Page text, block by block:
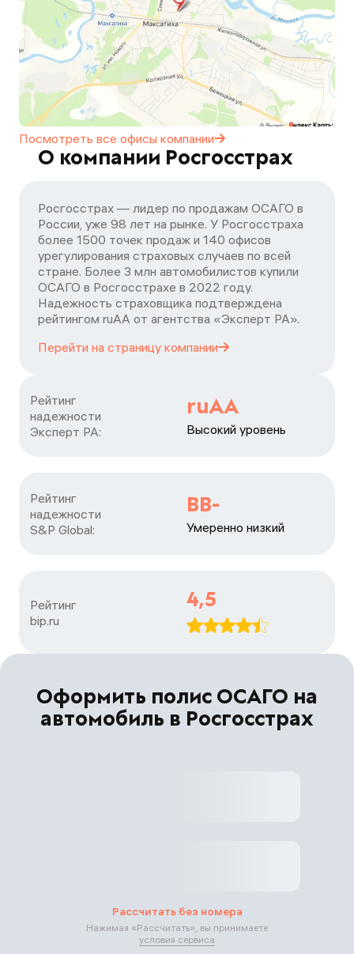
Посмотреть все офисы компании
О компании Росгосстрах
Росгосстрах — лидер по продажам ОСАГО в
России, уже 98 лет на рынке. У Росгосстраха
более 1500 точек продаж и 140 офисов
урегулирования страховых случаев по всей
стране. Более 3 млн автомобилистов купили
ОСАГО в Росгосстрахе в 2022 году.
Надежность страховщика подтверждена
рейтингом ruАА от агентства «Эксперт РА».
Перейти на страницу компании
Рейтинг
надежности
Эксперт РА:
ruAA
Высокий уровень
Рейтинг
надежности
S&P Global:
BB-
Умеренно низкий
Рейтинг
bip.ru
4,5
Оформить полис ОСАГО на
автомобиль в Росгосстрах
Рассчитать без номера
Нажимая «Рассчитать», вы принимаете
условия сервиса